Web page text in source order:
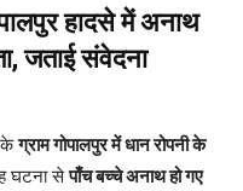
हादसे में अनाथ
जताई संवेदना
केग्राम गोपालपुर में धान रोपनी के
घटना सेपाँच बच्चे अनाथ हो गए